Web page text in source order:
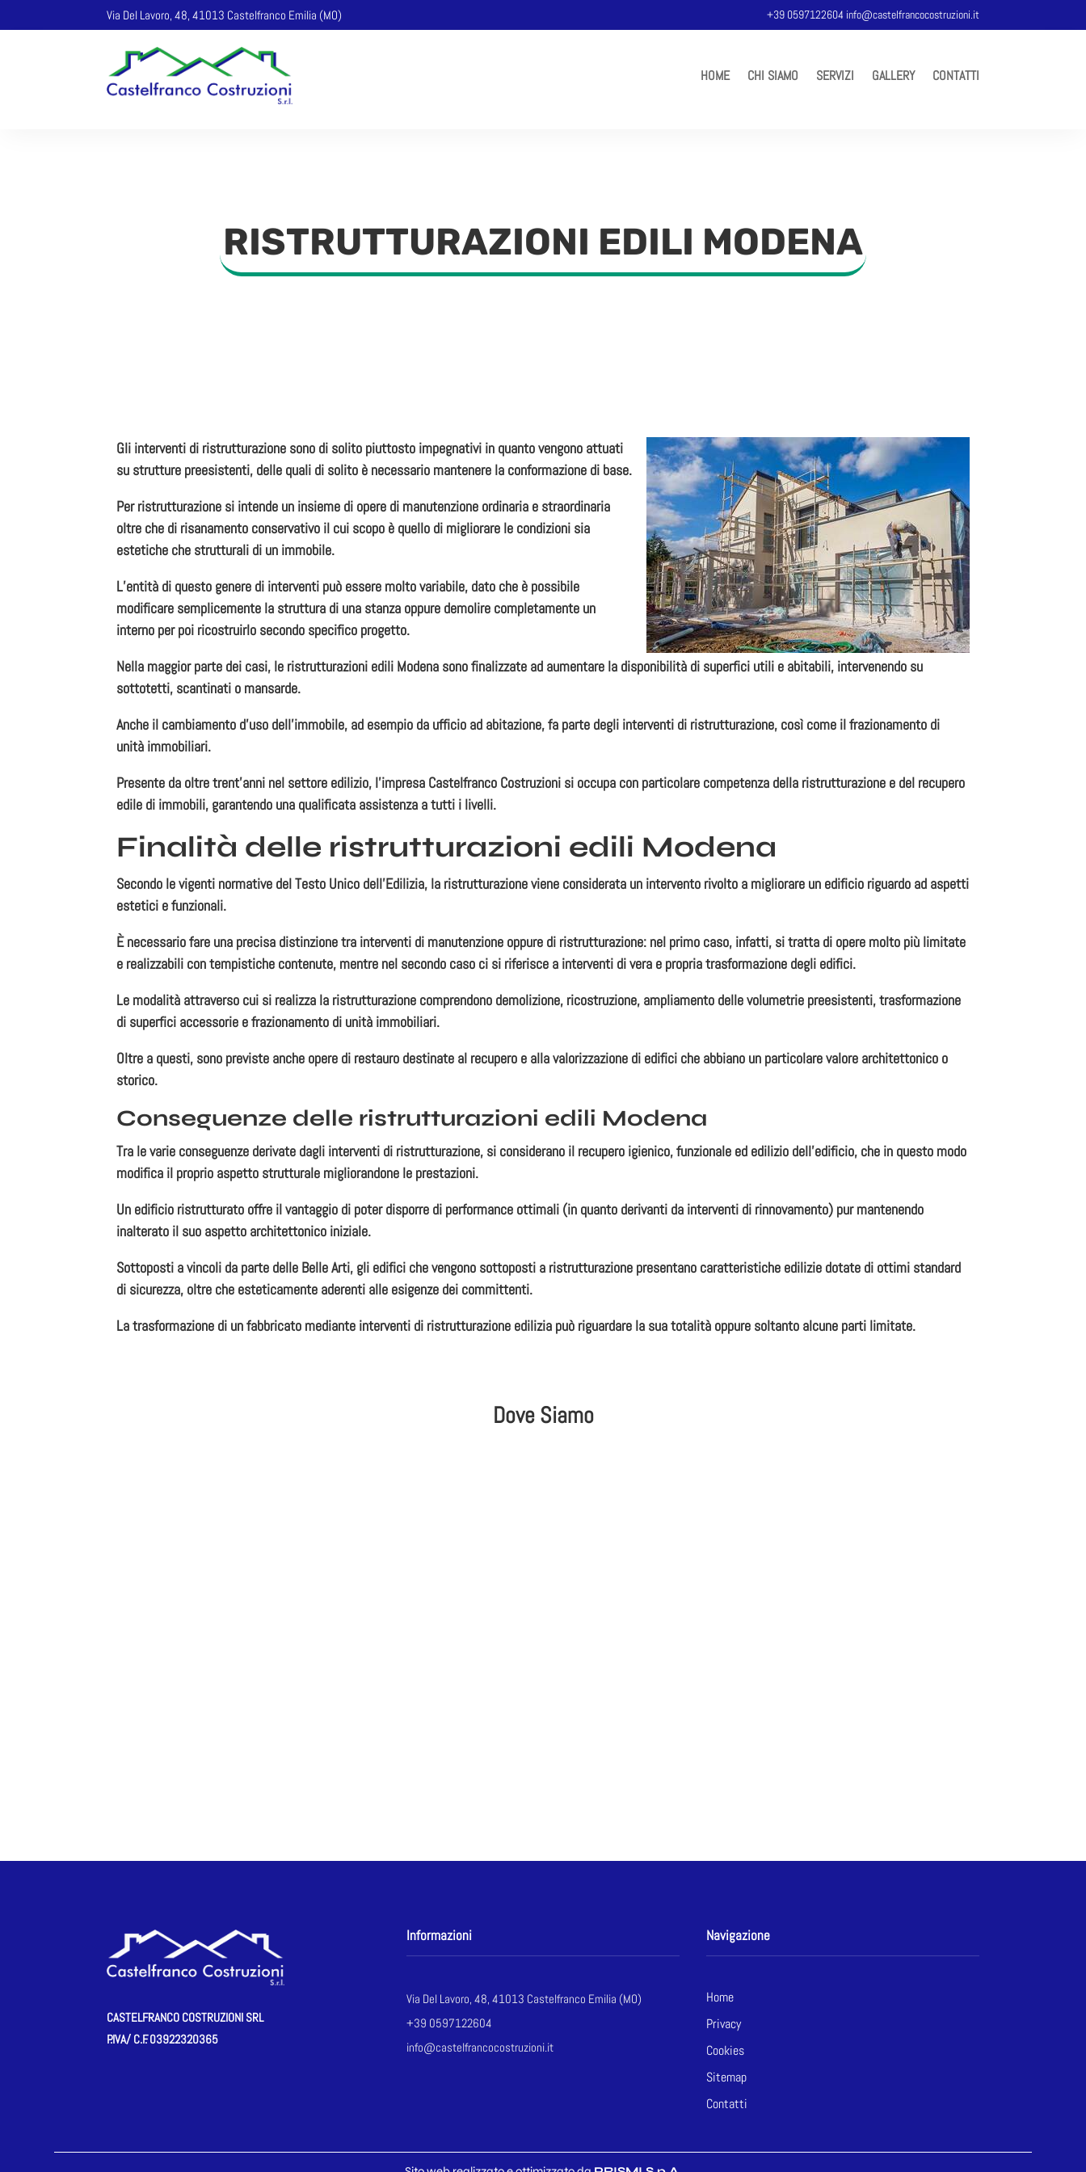
Via Del Lavoro, 48, 41013 Castelfranco Emilia (MO) +39 0597122604 info@castelfrancocostruzioni.it
HOME CHI SIAMO SERVIZI GALLERY CONTATTI
RISTRUTTURAZIONI EDILI MODENA
Gli interventi di ristrutturazione sono di solito piuttosto impegnativi in quanto vengono attuati
su strutture preesistenti, delle quali di solito è necessario mantenere la conformazione di base.
Per ristrutturazione si intende un insieme di opere di manutenzione ordinaria e straordinaria
oltre che di risanamento conservativo il cui scopo è quello di migliorare le condizioni sia
estetiche che strutturali di un immobile.
L’entità di questo genere di interventi può essere molto variabile, dato che è possibile
modificare semplicemente la struttura di una stanza oppure demolire completamente un
interno per poi ricostruirlo secondo specifico progetto.
Nella maggior parte dei casi, le ristrutturazioni edili Modena sono finalizzate ad aumentare la disponibilità di superfici utili e abitabili, intervenendo su
sottotetti, scantinati o mansarde.
Anche il cambiamento d’uso dell’immobile, ad esempio da ufficio ad abitazione, fa parte degli interventi di ristrutturazione, così come il frazionamento di
unità immobiliari.
Presente da oltre trent’anni nel settore edilizio, l’impresa Castelfranco Costruzioni si occupa con particolare competenza della ristrutturazione e del recupero
edile di immobili, garantendo una qualificata assistenza a tutti i livelli.
Finalità delle ristrutturazioni edili Modena
Secondo le vigenti normative delTesto Unico dell’Edilizia, la ristrutturazione viene considerata un intervento rivolto a migliorare un edificio riguardo ad aspetti
estetici e funzionali.
È necessario fare una precisa distinzione tra interventi di manutenzione oppure di ristrutturazione: nel primo caso, infatti, si tratta di opere molto più limitate
e realizzabili con tempistiche contenute, mentre nel secondo caso ci si riferisce a interventi di vera e propria trasformazione degli edifici.
Le modalità attraverso cui si realizza la ristrutturazione comprendono demolizione, ricostruzione, ampliamento delle volumetrie preesistenti, trasformazione
di superfici accessorie e frazionamento di unità immobiliari.
Oltre a questi, sono previste anche opere di restauro destinate al recupero e alla valorizzazione di edifici che abbiano un particolare valore architettonico o
storico.
Conseguenze delle ristrutturazioni edili Modena
Tra le varie conseguenze derivate dagli interventi di ristrutturazione, si considerano il recupero igienico, funzionale ed edilizio dell’edificio, che in questo modo
modifica il proprio aspetto strutturale migliorandone le prestazioni.
Un edificio ristrutturato offre il vantaggio di poter disporre di performance ottimali (in quanto derivanti da interventi di rinnovamento) pur mantenendo
inalterato il suo aspetto architettonico iniziale.
Sottoposti a vincoli da parte delle Belle Arti, gli edifici che vengono sottoposti a ristrutturazione presentano caratteristiche edilizie dotate di ottimi standard
di sicurezza, oltre che esteticamente aderenti alle esigenze dei committenti.
Latrasformazione di un fabbricato mediante interventi di ristrutturazione edilizia può riguardare la sua totalità oppure soltanto alcune parti limitate.
Dove Siamo
CASTELFRANCO COSTRUZIONI SRL
P.IVA/ C.F.03922320365
Informazioni
Via Del Lavoro, 48, 41013 Castelfranco Emilia (MO)
+39 0597122604
info@castelfrancocostruzioni.it
Navigazione
Home
Privacy
Cookies
Sitemap
Contatti